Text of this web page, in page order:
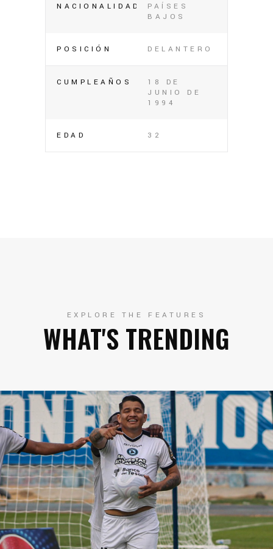
NACIONALIDAD
PAÍSES
BAJOS
POSICIÓN DELANTERO
CUMPLEAÑOS
18 DE
JUNIO DE
1994
EDAD 32
EXPLORE THE FEATURES
WHAT'S TRENDING